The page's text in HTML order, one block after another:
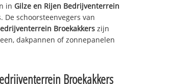
in Gilze en Rijen Bedrijventerrein
schoorsteenvegers van
Broekakkers zijn
dakpannen of zonnepanelen
Broekakkers